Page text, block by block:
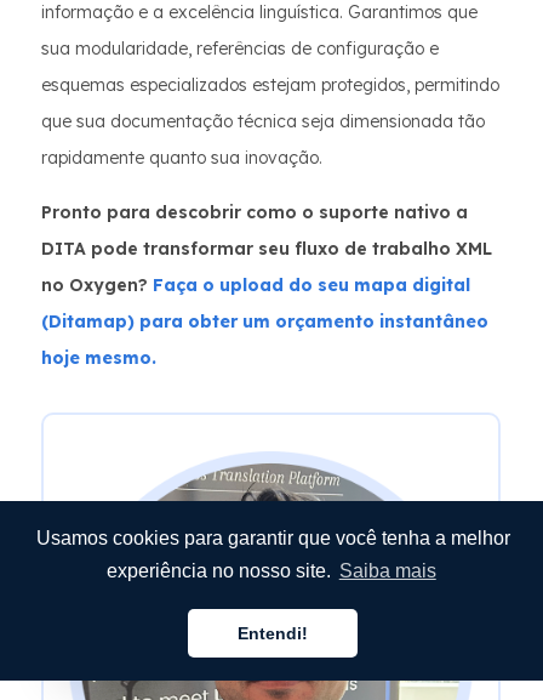
Usamos cookies para garantir que você tenha a melhor
experiência no nosso site. Saiba mais
Entendi!
informação e a excelência linguística. Garantimos que
sua modularidade, referências de configuração e
esquemas especializados estejam protegidos, permitindo
que sua documentação técnica seja dimensionada tão
rapidamente quanto sua inovação.
Pronto para descobrir como o suporte nativo a
DITA pode transformar seu fluxo de trabalho XML
no Oxygen? Faça o upload do seu mapa digital
(Ditamap) para obter um orçamento instantâneo
hoje mesmo.
Português